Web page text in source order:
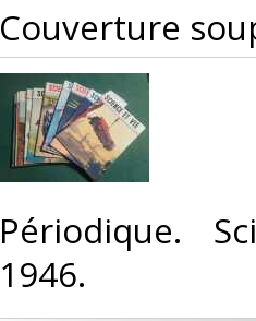
‎Couverture
‎Périodique.
1946.‎